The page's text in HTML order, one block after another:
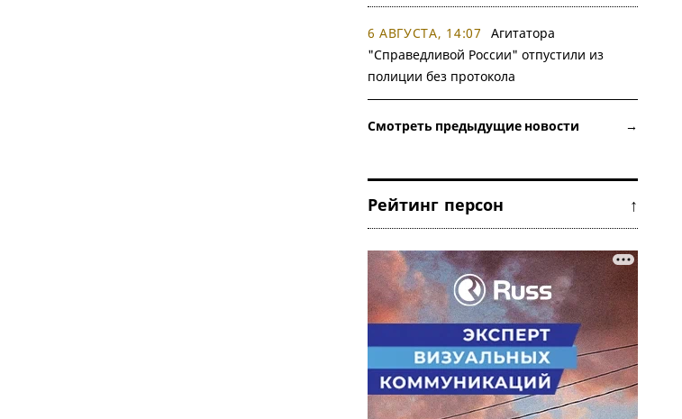
6 АВГУСТА, 14:07
Агитатора
"Справедливой России" отпустили из
полиции без протокола
Смотреть предыдущие новости →
Рейтинг персон ↑